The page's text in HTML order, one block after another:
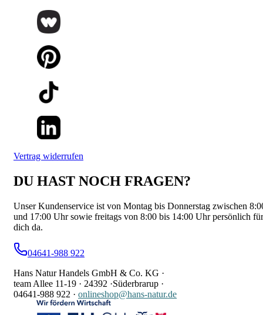
Vertrag widerrufen
DU HAST NOCH FRAGEN?
Unser Kundenservice ist von Montag bis Donnerstag zwischen
und 17:00 Uhr sowie freitags von 8:00 bis 14:00 Uhr persönlich für
dich da.
04641-988 922
Hans Natur Handels GmbH & Co. KG ·
team Allee 11-19 · 24392 ·Süderbrarup ·
04641-988 922 · onlineshop@hans-natur.de